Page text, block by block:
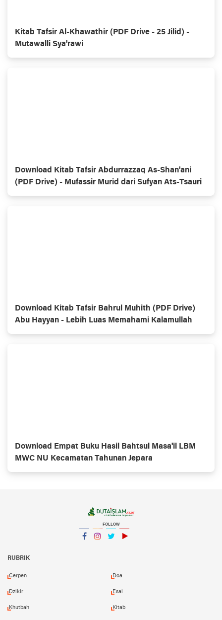
Kitab Tafsir Al-Khawathir (PDF Drive - 25 Jilid) -
Mutawalli Sya'rawi
Download Kitab Tafsir Abdurrazzaq As-Shan'ani
(PDF Drive) - Mufassir Murid dari Sufyan Ats-Tsauri
Download Kitab Tafsir Bahrul Muhith (PDF Drive)
Abu Hayyan - Lebih Luas Memahami Kalamullah
Download Empat Buku Hasil Bahtsul Masa'il LBM
MWC NU Kecamatan Tahunan Jepara
FOLLOW
RUBRIK
Cerpen Doa
Dzikir Esai
Khutbah Kitab